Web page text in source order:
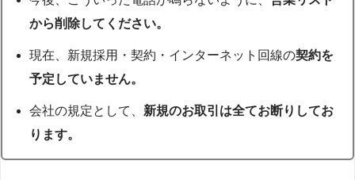
から削除してください。
現在、新規採用・契約・インターネット回線の契約を
予定していません。
会社の規定として、 新規のお取引は全てお断りしてお
ります。